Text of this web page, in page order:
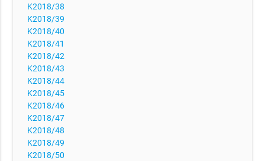
K2018/38
K2018/39
K2018/40
K2018/41
K2018/42
K2018/43
K2018/44
K2018/45
K2018/46
K2018/47
K2018/48
K2018/49
K2018/50